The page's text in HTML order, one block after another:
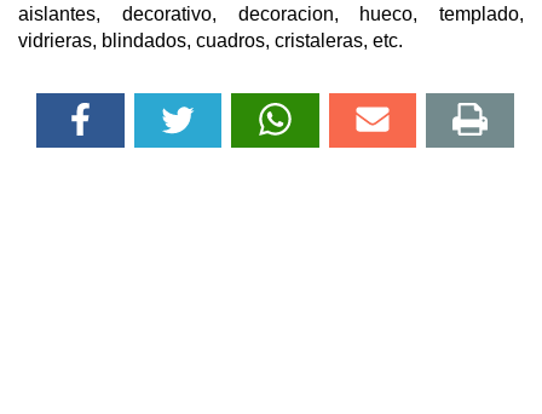
aislantes, decorativo, decoracion, hueco, templado,
vidrieras, blindados, cuadros, cristaleras, etc.